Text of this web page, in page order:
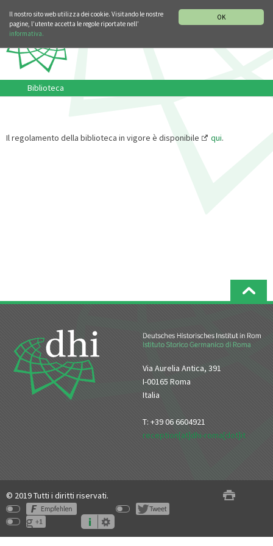
OK
Il nostro sito web utilizza dei cookie. Visitando le nostre
pagine, l’utente accetta le regole riportate nell’
informativa.
Biblioteca
Il regolamento della biblioteca in vigore è disponibile qui.
Via Aurelia Antica, 391
I-00165 Roma
Italia
T: +39 06 6604921
reception[at]dhi-roma[dot]it
© 2019 Tutti i diritti riservati.